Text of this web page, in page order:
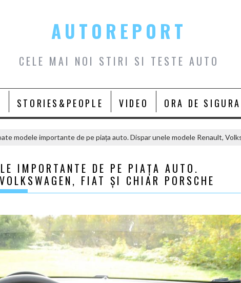
AUTOREPORT
CELE MAI NOI STIRI SI TESTE AUTO
STORIES&PEOPLE VIDEO ORA DE
modele importante de pe piața auto. Dispar unele modele Renault,
IMPORTANTE DE PE PIAȚA AUTO.
FIAT ȘI CHIAR PORSCHE